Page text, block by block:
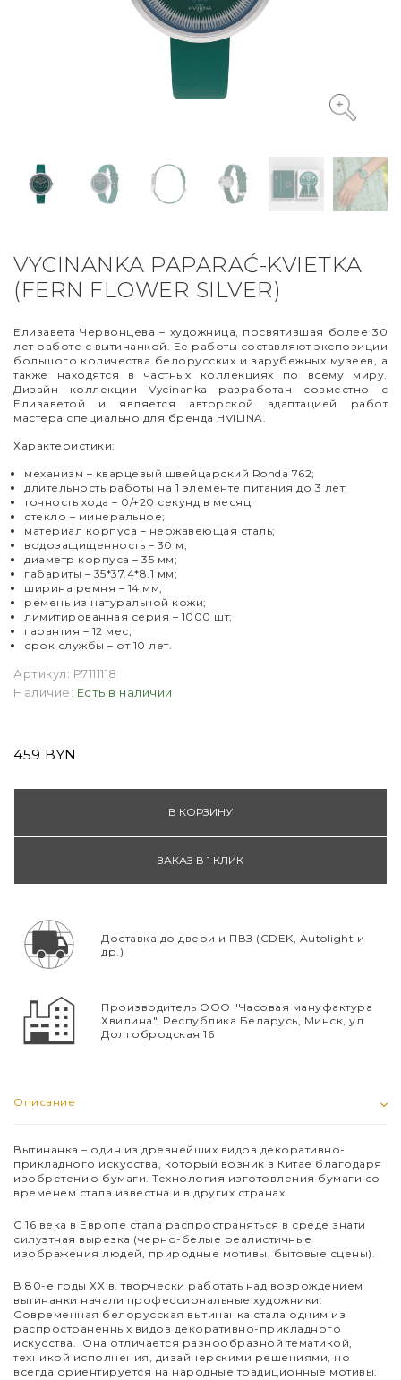
VYCINANKA PAPARAĆ-KVIETKA
(FERN FLOWER SILVER)
Елизавета Червонцева – художница, посвятившая более 30
лет работе с вытинанкой. Ее работы составляют экспозиции
большого количества белорусских и зарубежных музеев, а
также находятся в частных коллекциях по всему миру.
Дизайн коллекции Vycinanka разработан совместно с
Елизаветой и является авторской адаптацией работ
мастера специально для бренда HVILINA.
Характеристики:
механизм – кварцевый швейцарский Ronda 762;
длительность работы на 1 элементе питания до 3 лет;
точность хода – 0/+20 секунд в месяц;
стекло – минеральное;
материал корпуса – нержавеющая сталь;
водозащищенность – 30 м;
диаметр корпуса – 35 мм;
габариты – 35*37.4*8.1 мм;
ширина ремня – 14 мм;
ремень из натуральной кожи;
лимитированная серия – 1000 шт;
гарантия – 12 мес;
срок службы – от 10 лет.
Артикул: P7111118
Наличие: Есть в наличии
459 BYN
В КОРЗИНУ
ЗАКАЗ В 1 КЛИК
Доставка до двери и ПВЗ (CDEK, Autolight и
др.)
Производитель ООО "Часовая мануфактура
Хвилина", Республика Беларусь, Минск, ул.
Долгобродская 16
Описание
Вытинанка – один из древнейших видов декоративно-
прикладного искусства, который возник в Китае благодаря
изобретению бумаги. Технология изготовления бумаги со
временем стала известна и в других странах.
С 16 века в Европе стала распространяться в среде знати
силуэтная вырезка (черно-белые реалистичные
изображения людей, природные мотивы, бытовые сцены).
В 80-е годы ХХ в. творчески работать над возрождением
вытинанки начали профессиональные художники.
Современная белорусская вытинанка стала одним из
распространенных видов декоративно-прикладного
искусства. Она отличается разнообразной тематикой,
техникой исполнения, дизайнерскими решениями, но
всегда ориентируется на народные традиционные мотивы.